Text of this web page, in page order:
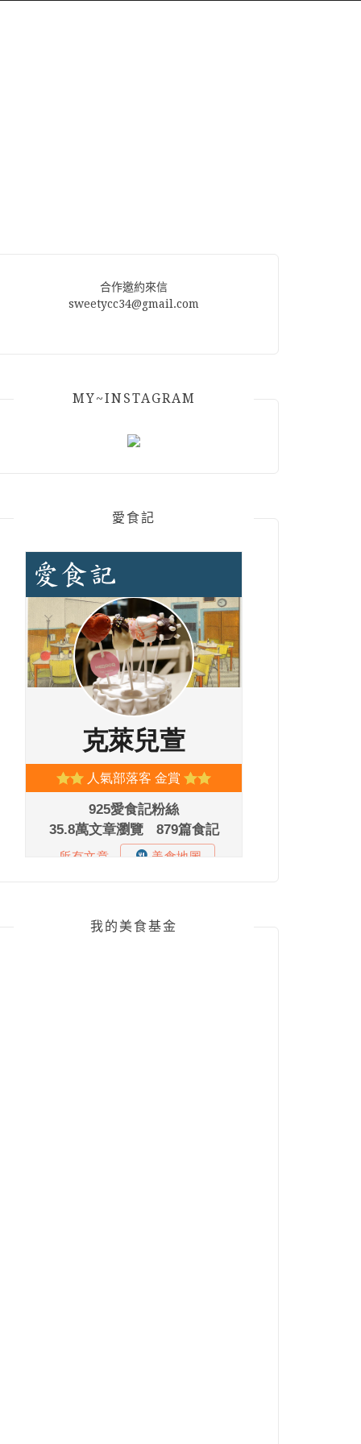
合作邀約來信
sweetycc34@gmail.com
MY~INSTAGRAM
愛食記
我的美食基金